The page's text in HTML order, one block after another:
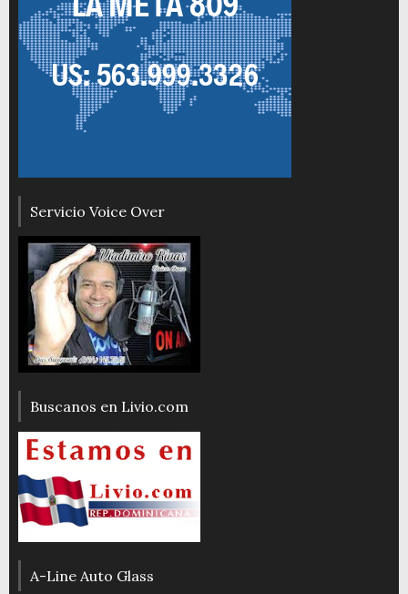
Servicio Voice Over
Buscanos en Livio.com
A-Line Auto Glass